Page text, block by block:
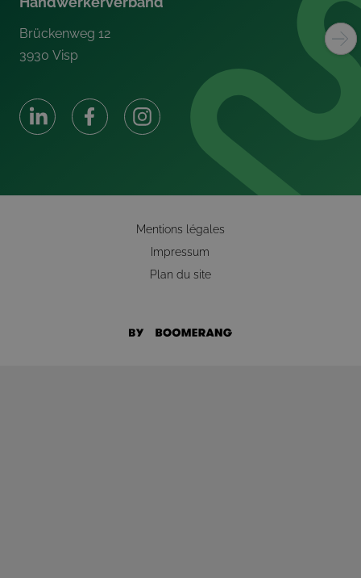
Brückenweg 12
3930 Visp
Mentions légales
Impressum
Plan du site